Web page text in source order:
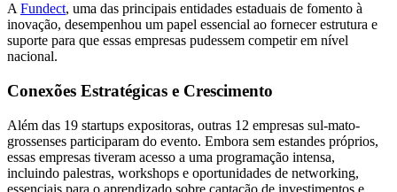
AFundect, uma das principais entidades estaduais de fomento à
inovação, desempenhou um papel essencial ao fornecer estrutura e
suporte para que essas empresas pudessem competir em nível
nacional.
Conexões Estratégicas e Crescimento
Além das 19 startups expositoras, outras 12 empresas sul-mato-
grossenses participaram do evento. Embora sem estandes próprios,
essas empresas tiveram acesso a uma programação intensa,
incluindo palestras, workshops e oportunidades de networking,
essenciais para o aprendizado sobre captação de investimentos e